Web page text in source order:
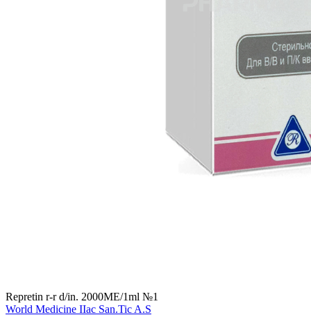
Repretin r-r d/in. 2000MЕ/1ml №1
World Мedicine IIac San.Tic A.S